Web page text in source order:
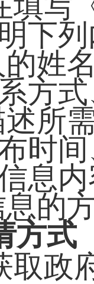
下
的姓
方
述所
时
息
的
方式
取政